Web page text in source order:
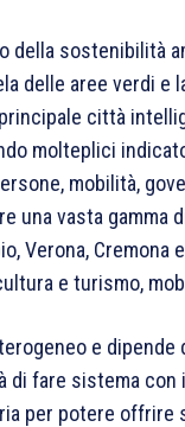
della sostenibilità
delle aree verdi e
città
molteplici
mobilità,
una vasta gamma
Verona,
e turismo,
e
di fare sistema
per potere offrire